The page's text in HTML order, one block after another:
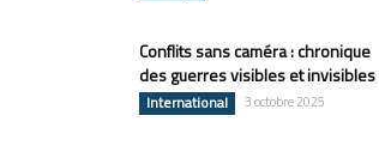
Conflits sans caméra : chronique
des guerres visibles et invisibles
International 3 octobre 2025